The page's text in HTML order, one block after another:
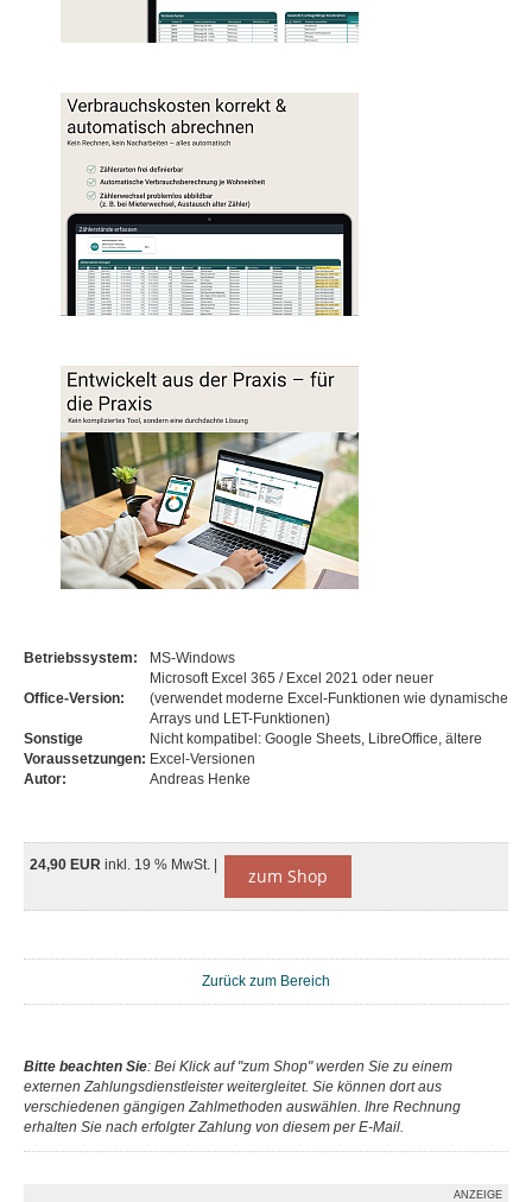
Betriebssystem: MS-Windows
Office-Version:
Microsoft Excel 365 / Excel 2021 oder neuer
(verwendet moderne Excel-Funktionen wie dynamische
Arrays und LET-Funktionen)
Sonstige
Voraussetzungen:
Nicht kompatibel: Google Sheets, LibreOffice, ältere
Excel-Versionen
Autor:
Andreas Henke
24,90 EUR inkl. 19 % MwSt. | zum Shop
Zurück zum Bereich
Bitte beachten Sie: Bei Klick auf "zum Shop" werden Sie zu einem
externen Zahlungsdienstleister weitergleitet. Sie können dort aus
verschiedenen gängigen Zahlmethoden auswählen. Ihre Rechnung
erhalten Sie nach erfolgter Zahlung von diesem per E-Mail.
ANZEIGE